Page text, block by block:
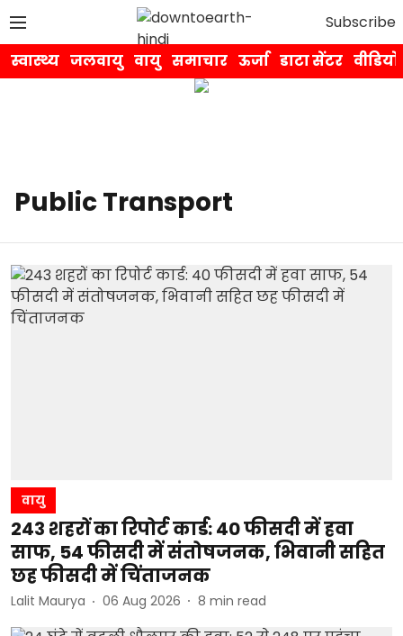
Subscribe
स्वास्थ्य जलवायु वायु समाचार ऊर्जा डाटा सेंटर वीडियो
Public Transport
वायु
243 शहरों का रिपोर्ट कार्ड: 40 फीसदी में हवा
साफ, 54 फीसदी में संतोषजनक, भिवानी सहित
छह फीसदी में चिंताजनक
Lalit Maurya 06 Aug 2026 8 min read